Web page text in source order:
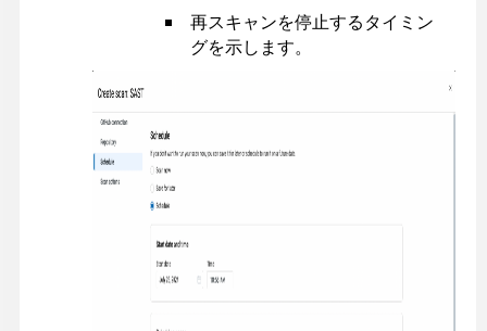
再スキャンを停止するタイミン
グを示します。